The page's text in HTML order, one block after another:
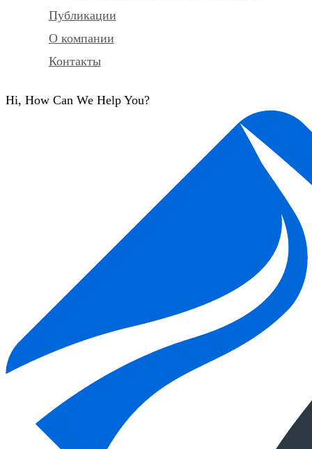
Публикации
О компании
Контакты
Hi, How Can We Help You?